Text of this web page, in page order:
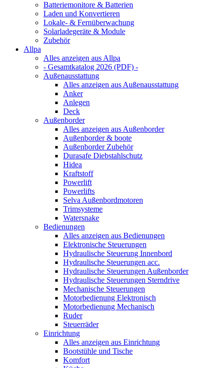
Batteriemonitore & Batterien
Laden und Konvertieren
Lokale- & Fernüberwachung
Solarladegeräte & Module
Zubehör
Allpa
Alles anzeigen aus Allpa
- Gesamtkatalog 2026 (PDF) -
Außenausstattung
Alles anzeigen aus Außenausstattung
Anker
Anlegen
Deck
Außenborder
Alles anzeigen aus Außenborder
Außenborder & boote
Außenborder Zubehör
Durasafe Diebstahlschutz
Hidea
Kraftstoff
Powerlift
Powerlifts
Selva Außenbordmotoren
Trimsysteme
Watersnake
Bedienungen
Alles anzeigen aus Bedienungen
Elektronische Steuerungen
Hydraulische Steuerung Innenbord
Hydraulische Steuerungen acc.
Hydraulische Steuerungen Außenborder
Hydraulische Steuerungen Sterndrive
Mechanische Steuerungen
Motorbedienung Elektronisch
Motorbedienung Mechanisch
Ruder
Steuerräder
Einrichtung
Alles anzeigen aus Einrichtung
Bootstühle und Tische
Komfort